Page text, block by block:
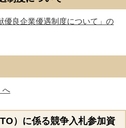
優良企業優遇制度について」の
へ
）に係る競争入札参加資